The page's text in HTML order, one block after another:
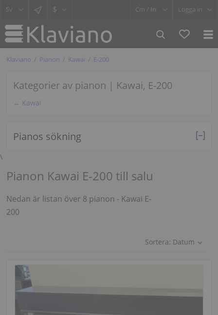
$ Cm / In Logga in
Klaviano Pianon Kawai E-200
Kategorier av pianon | Kawai, E-200
← Kawai
Pianos sökning
\
Pianon Kawai E-200 till salu
Nedan är listan över 8 pianon - Kawai E-
200
Sortera: Datum